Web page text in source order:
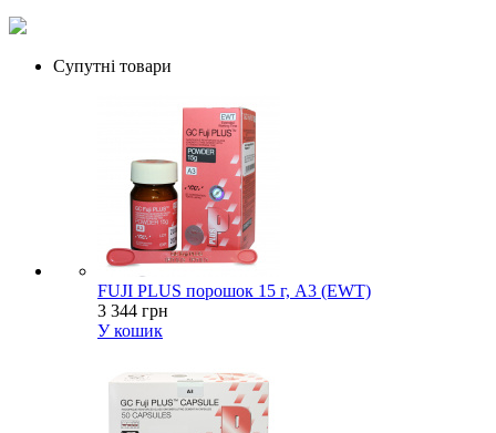
Супутні товари
FUJI PLUS порошок 15 г, А3 (EWT)
3 344 грн
У кошик